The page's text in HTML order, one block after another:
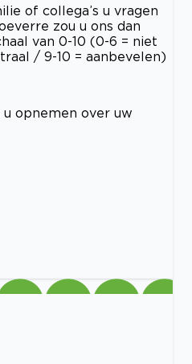
of collega’s u vragen
zou u ons dan
van 0-10 (0-6 = niet
/ 9-10 = aanbevelen)
opnemen over uw